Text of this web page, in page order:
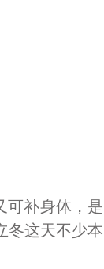
补身体，是
冬这天不少本